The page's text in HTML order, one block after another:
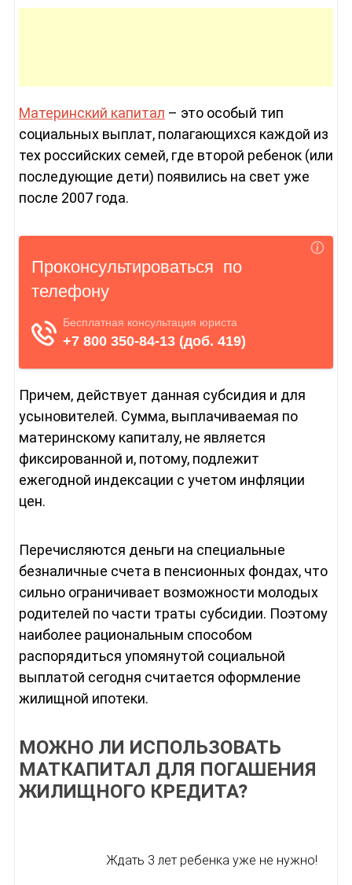
Материнский капитал – это особый тип
социальных выплат, полагающихся каждой из
тех российских семей, где второй ребенок (или
последующие дети) появились на свет уже
после 2007 года.
Причем, действует данная субсидия и для
усыновителей. Сумма, выплачиваемая по
материнскому капиталу, не является
фиксированной и, потому, подлежит
ежегодной индексации с учетом инфляции
цен.
Перечисляются деньги на специальные
безналичные счета в пенсионных фондах, что
сильно ограничивает возможности молодых
родителей по части траты субсидии. Поэтому
наиболее рациональным способом
распорядиться упомянутой социальной
выплатой сегодня считается оформление
жилищной ипотеки.
МОЖНО ЛИ ИСПОЛЬЗОВАТЬ
МАТКАПИТАЛ ДЛЯ ПОГАШЕНИЯ
ЖИЛИЩНОГО КРЕДИТА?
Ждать 3 лет ребенка уже не нужно!